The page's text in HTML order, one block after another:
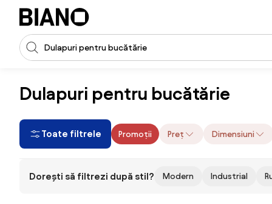
Sari peste navigare, accesează conținutul
Introducerea căutării
Dulapuri pentru bucătărie
Toate filtrele Promoții Preț Dimensiuni
Dorești să filtrezi după stil? Modern Industrial